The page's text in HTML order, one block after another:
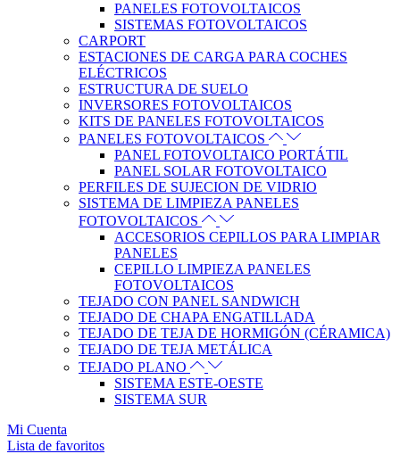
PANELES FOTOVOLTAICOS
SISTEMAS FOTOVOLTAICOS
CARPORT
ESTACIONES DE CARGA PARA COCHES
ELÉCTRICOS
ESTRUCTURA DE SUELO
INVERSORES FOTOVOLTAICOS
KITS DE PANELES FOTOVOLTAICOS
PANELES FOTOVOLTAICOS
PANEL FOTOVOLTAICO PORTÁTIL
PANEL SOLAR FOTOVOLTAICO
PERFILES DE SUJECION DE VIDRIO
SISTEMA DE LIMPIEZA PANELES
FOTOVOLTAICOS
ACCESORIOS CEPILLOS PARA LIMPIAR
PANELES
CEPILLO LIMPIEZA PANELES
FOTOVOLTAICOS
TEJADO CON PANEL SANDWICH
TEJADO DE CHAPA ENGATILLADA
TEJADO DE TEJA DE HORMIGÓN (CÉRAMICA)
TEJADO DE TEJA METÁLICA
TEJADO PLANO
SISTEMA ESTE-OESTE
SISTEMA SUR
Mi Cuenta
Lista de favoritos